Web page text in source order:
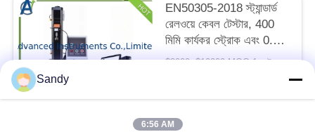
EN50305-2018 স্ট্যান্ডার্ড
রেলওয়ে কেবল টেস্টার, 400
মিমি কার্যকর স্ট্রোক এবং 0.45
মিমি স্টিল পিন ব্যাস সহ
$3000~$10000 MOQ:1 সেট
Sandy
6:56 AM